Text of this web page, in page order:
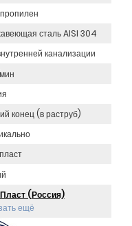
сталь AISI 304
канализации
конец (в раструб)
(Россия)
ещё